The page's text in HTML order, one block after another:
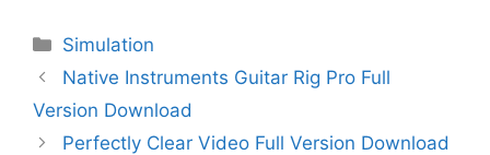
Categories
Simulation
Native Instruments Guitar Rig Pro Full
Version Download
Perfectly Clear Video Full Version Download